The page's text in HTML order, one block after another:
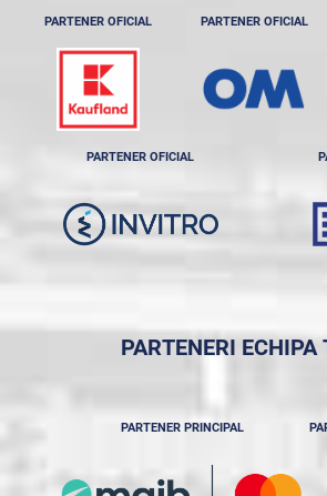
PARTENER OFICIAL PARTENER OFICIAL
PARTENER OFICIAL
PARTENERI ECHIPA
PARTENER PRINCIPAL